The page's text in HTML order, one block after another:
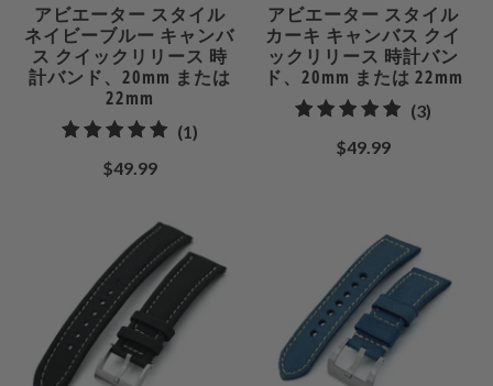
アビエーター スタイル
ネイビーブルー キャンバ
ス クイックリリース 時
計バンド、20mm または
22mm
(1)1
ュ
ー
$49.99
アビエーター スタイル
カーキ キャンバス クイ
ックリリース 時計バン
ド、20mm または 22mm
(3)
ー
$49.99